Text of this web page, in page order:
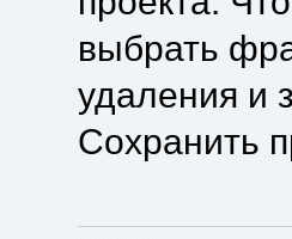
выбрать
удаления и
Сохранить